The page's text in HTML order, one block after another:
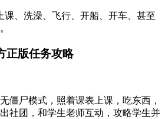
课、洗澡、飞行、开船、开车、甚至
正版任务攻略
僵尸模式，照着课表上课，吃东西，
社团，和学生老师互动，攻略学生并